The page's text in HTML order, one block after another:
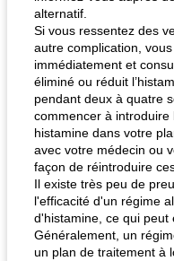
alternatif.
Si vous ressentez des
autre complication,
immédiatement et
éliminé ou réduit
pendant deux à quatre
commencer à introduire
histamine dans votre
avec votre médecin ou
façon de réintroduire
Il existe très peu de
l'efficacité d'un régime
d'histamine, ce qui peut
Généralement, un
un plan de traitement à